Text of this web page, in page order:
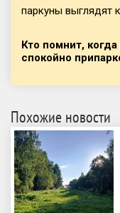
паркуны выглядят
Кто помнит,
спокойно
Похожие новости